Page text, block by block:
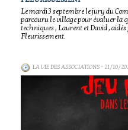
Le mardi 3 septembre le jury du
parcouru le village pour évaluer la
techniques , Laurent et David ,
Fleurissement.
LA VIE DES ASSOCIATIONS- 21/10/